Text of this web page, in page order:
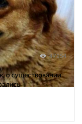
47154
о существовании